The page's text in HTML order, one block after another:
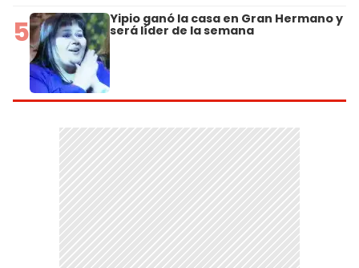
5 Yipio ganó la casa en Gran Hermano y
será líder de la semana